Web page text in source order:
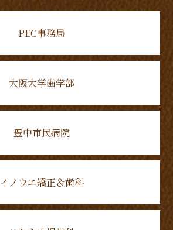
PEC事務局
大阪大学歯学部
豊中市民病院
イノウエ矯正＆歯科